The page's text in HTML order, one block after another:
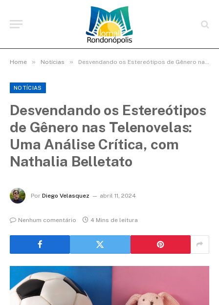
Home » Notícias » Desvendando os Estereótipos de Gênero nas Telenovelas: Uma Análise Crítica, com Nathalia Belletato
NOTÍCIAS
Desvendando os Estereótipos
de Gênero nas Telenovelas:
Uma Análise Crítica, com
Nathalia Belletato
Por Diego Velasquez abril 11, 2024
Nenhum comentário 4 Mins de leitura